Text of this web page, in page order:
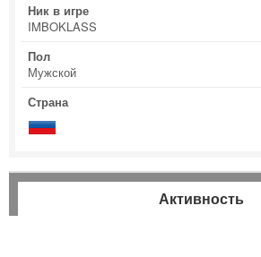
Ник в игре
IMBOKLASS
Пол
Мужской
Страна
Активность